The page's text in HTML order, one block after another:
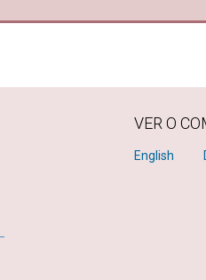
VER O
English